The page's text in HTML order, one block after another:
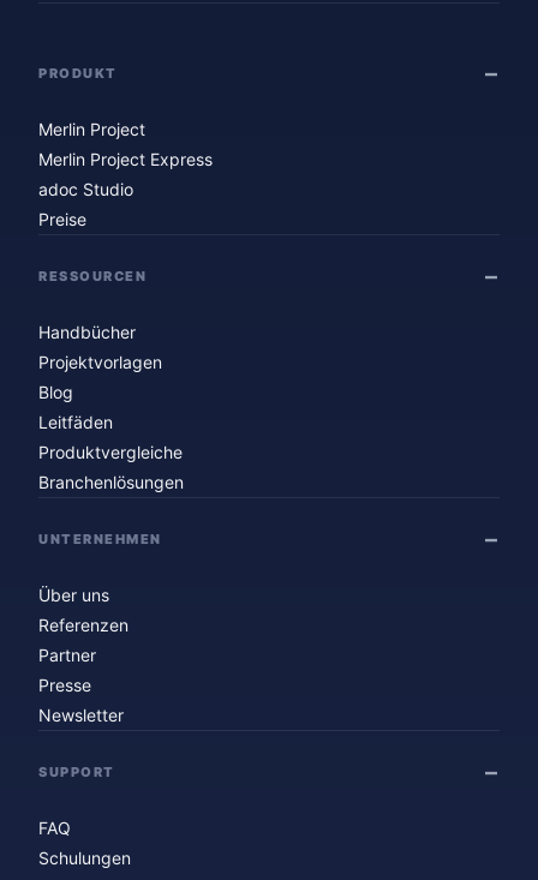
PRODUKT
Merlin Project
Merlin Project Express
adoc Studio
Preise
RESSOURCEN
Handbücher
Projektvorlagen
Blog
Leitfäden
Produktvergleiche
Branchenlösungen
UNTERNEHMEN
Über uns
Referenzen
Partner
Presse
Newsletter
SUPPORT
FAQ
Schulungen